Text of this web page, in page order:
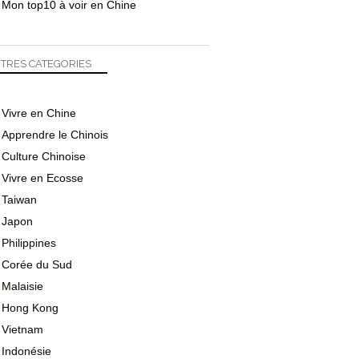
Mon top10 à voir en Chine
CATEGORIES
Vivre en Chine
Apprendre le Chinois
Culture Chinoise
Vivre en Ecosse
Taiwan
Japon
Philippines
Corée du Sud
Malaisie
Hong Kong
Vietnam
Indonésie